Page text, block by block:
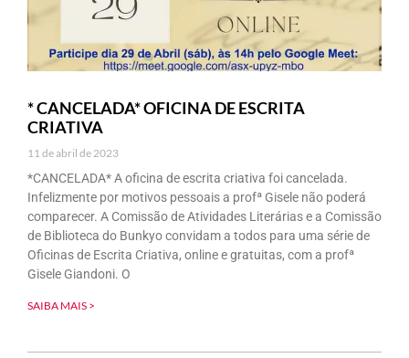
* CANCELADA* OFICINA DE ESCRITA
CRIATIVA
11 de abril de 2023
*CANCELADA* A oficina de escrita criativa foi cancelada.
Infelizmente por motivos pessoais a profª Gisele não poderá
comparecer. A Comissão de Atividades Literárias e a Comissão
de Biblioteca do Bunkyo convidam a todos para uma série de
Oficinas de Escrita Criativa, online e gratuitas, com a profª
Gisele Giandoni. O
SAIBA MAIS >